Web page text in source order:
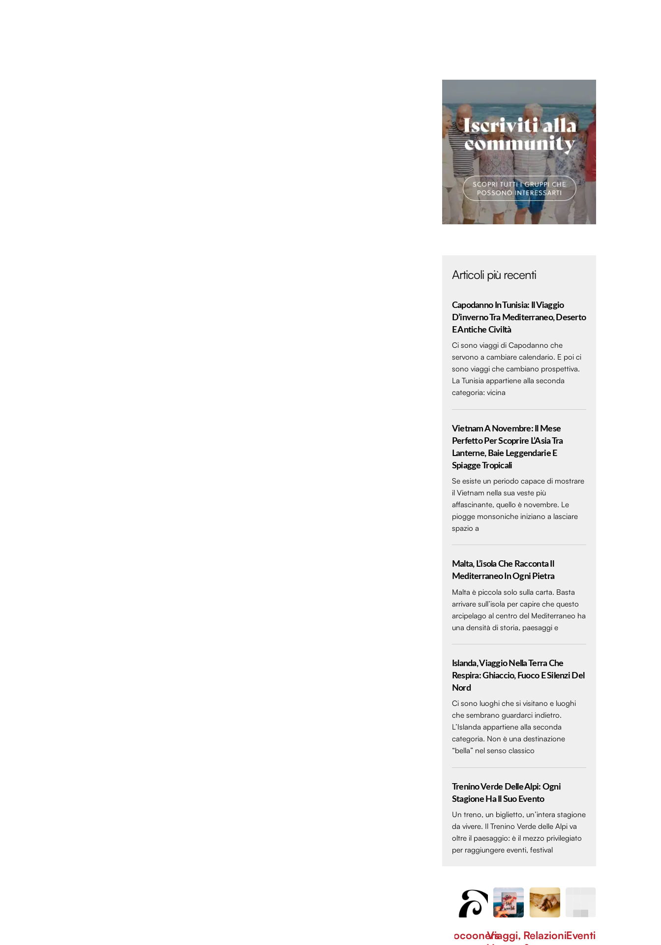
Articoli più recenti
Capodanno In Tunisia: Il Viaggio
D’inverno Tra Mediterraneo, Deserto
E Antiche Civiltà
Ci sono viaggi di Capodanno che
servono a cambiare calendario. E poi ci
sono viaggi che cambiano prospettiva.
La Tunisia appartiene alla seconda
categoria: vicina
Vietnam A Novembre: Il Mese
Perfetto Per Scoprire L’Asia Tra
Lanterne, Baie Leggendarie E
Spiagge Tropicali
Se esiste un periodo capace di mostrare
il Vietnam nella sua veste più
affascinante, quello è novembre. Le
piogge monsoniche iniziano a lasciare
spazio a
Malta, L’isola Che Racconta Il
Mediterraneo In Ogni Pietra
Malta è piccola solo sulla carta. Basta
arrivare sull’isola per capire che questo
arcipelago al centro del Mediterraneo ha
una densità di storia, paesaggi e
Islanda, Viaggio Nella Terra Che
Respira: Ghiaccio, Fuoco E Silenzi Del
Nord
Ci sono luoghi che si visitano e luoghi
che sembrano guardarci indietro.
L’Islanda appartiene alla seconda
categoria. Non è una destinazione
“bella” nel senso classico
Trenino Verde Delle Alpi: Ogni
Stagione Ha Il Suo Evento
Un treno, un biglietto, un’intera stagione
da vivere. Il Trenino Verde delle Alpi va
oltre il paesaggio: è il mezzo privilegiato
per raggiungere eventi, festival
CocoonersViaggi, RelazioniEventi